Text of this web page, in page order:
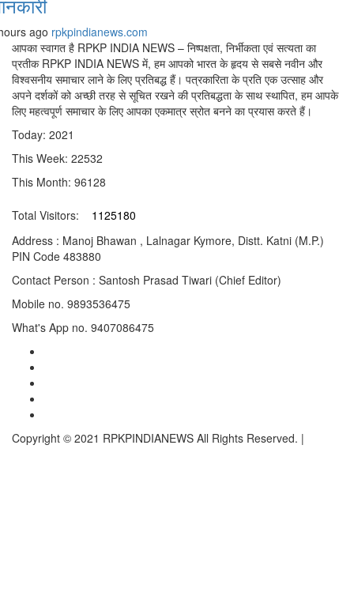
ago rpkpindianews.com
आपका स्वागत है RPKP INDIA NEWS – निष्पक्षता, निर्भीकता एवं सत्यता का
प्रतीक RPKP INDIA NEWS में, हम आपको भारत के हृदय से सबसे नवीन और
विश्वसनीय समाचार लाने के लिए प्रतिबद्ध हैं। पत्रकारिता के प्रति एक उत्साह और
अपने दर्शकों को अच्छी तरह से सूचित रखने की प्रतिबद्धता के साथ स्थापित, हम आपके
लिए महत्वपूर्ण समाचार के लिए आपका एकमात्र स्रोत बनने का प्रयास करते हैं।
Today: 2021
This Week: 22532
This Month: 96128
Total Visitors:
1125180
Address : Manoj Bhawan , Lalnagar Kymore, Distt. Katni (M.P.)
PIN Code 483880
Contact Person : Santosh Prasad Tiwari (Chief Editor)
Mobile no. 9893536475
What's App no. 9407086475
Copyright © 2021 RPKPINDIANEWS All Rights Reserved. |